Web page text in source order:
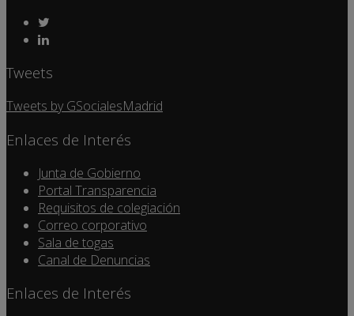
Tweets
Tweets by GSocialesMadrid
Enlaces de Interés
Junta de Gobierno
Portal Transparencia
Requisitos de colegiación
Correo corporativo
Sala de togas
Canal de Denuncias
Enlaces de Interés